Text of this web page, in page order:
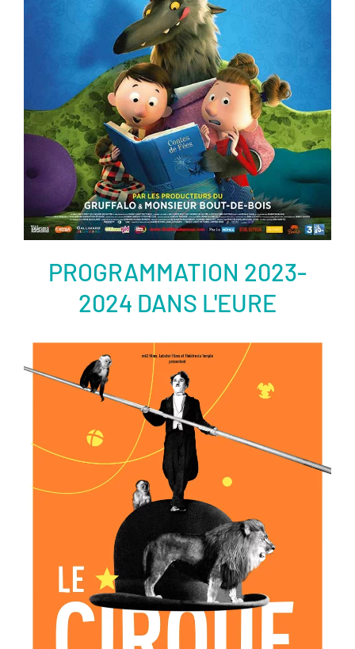
Voir la fiche film
PROGRAMMATION 2023-
2024 DANS L'EURE
Voir la fiche film